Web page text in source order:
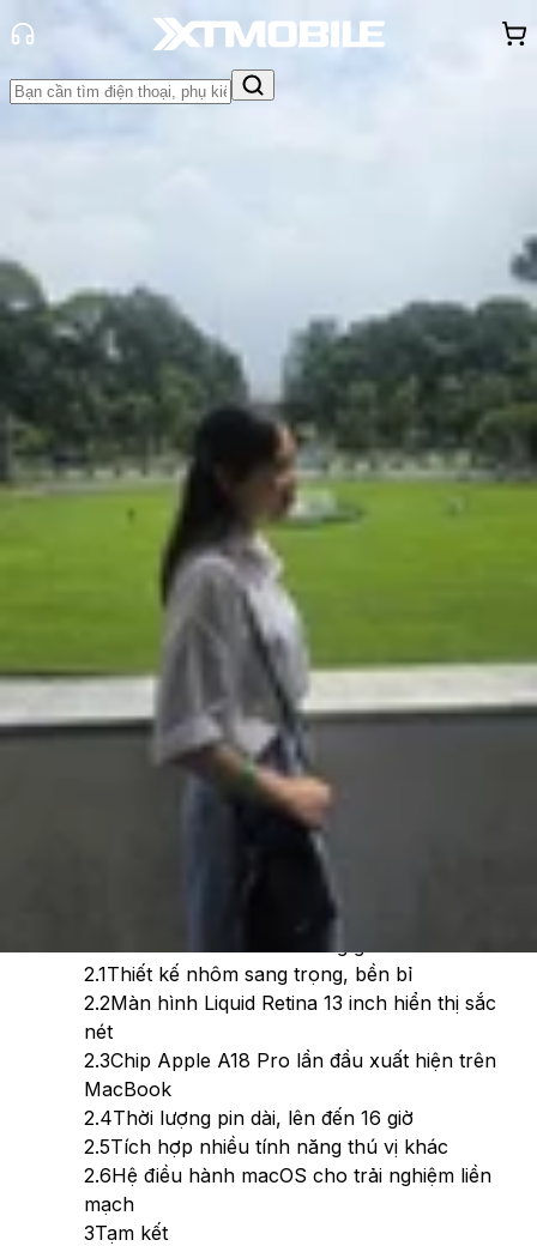
mãi
hàng - Sự kiện
MacBook Neo có gì mới? Tổng hợp
những tính năng đáng chú ý
Hồng Huệ
Ngày đăng:14/03/2026
14/03/2026
Theo dõi XTMobile trên
MacBook Neo ra mắt khi nào?
2.1Thiết kế nhôm sang trọng, bền bỉ
2.2Màn hình Liquid Retina 13 inch hiển thị sắc
nét
2.3Chip Apple A18 Pro lần đầu xuất hiện trên
MacBook
2.4Thời lượng pin dài, lên đến 16 giờ
2.5Tích hợp nhiều tính năng thú vị khác
2.6Hệ điều hành macOS cho trải nghiệm liền
mạch
3Tạm kết